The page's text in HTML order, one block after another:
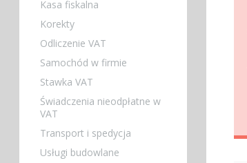
Kasa fiskalna
Korekty
Odliczenie VAT
Samochód w firmie
Stawka VAT
Świadczenia nieodpłatne w
VAT
Transport i spedycja
Usługi budowlane